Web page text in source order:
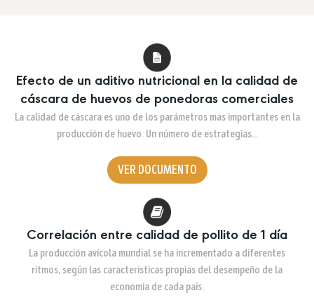
Efecto de un aditivo nutricional en la calidad de
cáscara de huevos de ponedoras comerciales
La calidad de cáscara es uno de los parámetros mas importantes en la
producción de huevo. Un número de estrategias…
VER DOCUMENTO
Correlación entre calidad de pollito de 1 día
La producción avícola mundial se ha incrementado a diferentes
ritmos, según las características propias del desempeño de la
economía de cada país.